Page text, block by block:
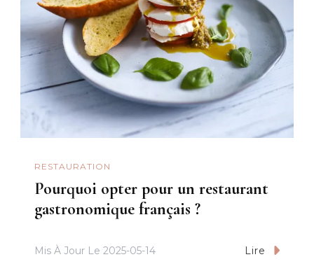
RESTAURATION
Pourquoi opter pour un restaurant
gastronomique français ?
Mis À Jour Le 2025-05-14 Lire